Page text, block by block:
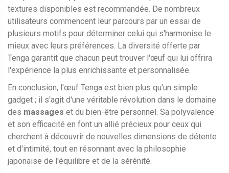
textures disponibles est recommandée. De nombreux
utilisateurs commencent leur parcours par un essai de
plusieurs motifs pour déterminer celui qui s'harmonise le
mieux avec leurs préférences. La diversité offerte par
Tenga garantit que chacun peut trouver l'œuf qui lui offrira
l'expérience la plus enrichissante et personnalisée.
En conclusion, l'œuf Tenga est bien plus qu'un simple
gadget ; il s'agit d'une véritable révolution dans le domaine
des massages et du bien-être personnel. Sa polyvalence
et son efficacité en font un allié précieux pour ceux qui
cherchent à découvrir de nouvelles dimensions de détente
et d'intimité, tout en résonnant avec la philosophie
japonaise de l'équilibre et de la sérénité.